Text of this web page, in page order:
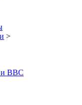
>
и ВВС